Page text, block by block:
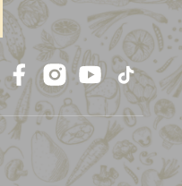
Follow
Follow
Follow
Follow